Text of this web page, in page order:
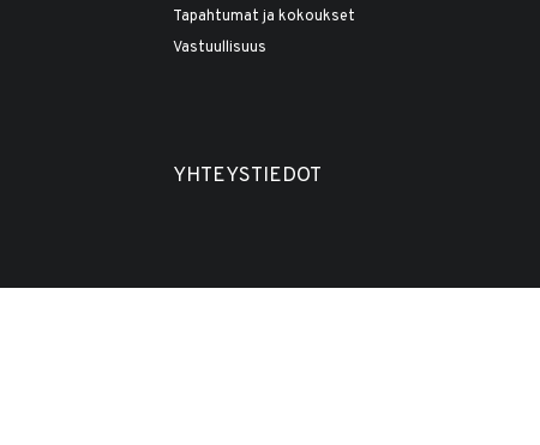
Tapahtumat ja kokoukset
Vastuullisuus
YHTEYSTIEDOT